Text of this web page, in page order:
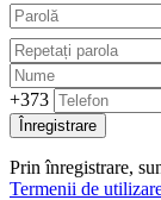
+373
Înregistrare
Prin înregistrare,
Termenii de